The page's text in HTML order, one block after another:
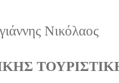
Νικόλαος